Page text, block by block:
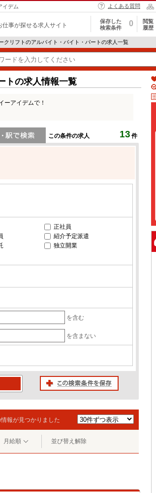
イデム よくある質問
仕事が探せる求人サイト
保存した
検索条件
0
閲覧
履歴
クリフトのアルバイト・バイト・パートの求人一覧
トの求人情報一覧
ーアイデムで！
この条件の求人 13 件
正社員
紹介予定派遣
独立開業
を含む
を含まない
報が見つかりました
月給順 並び替え解除